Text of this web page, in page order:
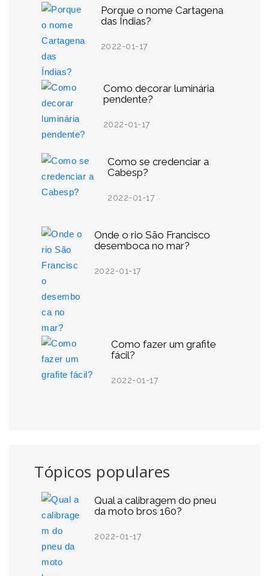
Porque o nome Cartagena
das Índias?
2022-01-17
Como decorar luminária
pendente?
2022-01-17
Como se credenciar a
Cabesp?
2022-01-17
Onde o rio São Francisco
desemboca no mar?
2022-01-17
Como fazer um grafite
fácil?
2022-01-17
Tópicos populares
Qual a calibragem do pneu
da moto bros 160?
2022-01-17